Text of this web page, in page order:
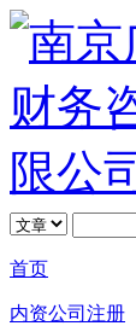
首页
内资公司注册